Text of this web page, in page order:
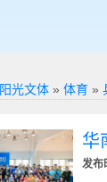
阳光文体 » 体育 »
华
发布